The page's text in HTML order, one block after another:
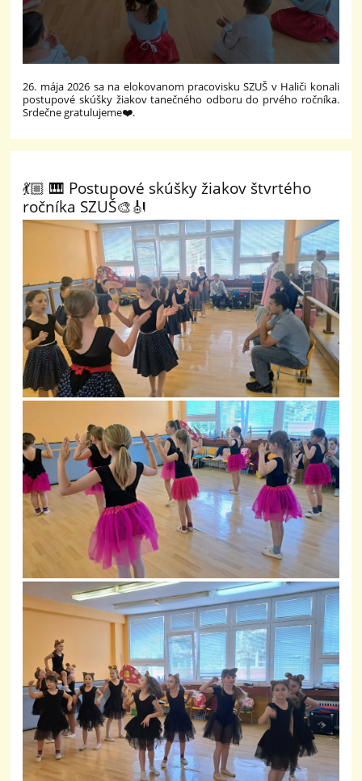
26. mája 2026 sa na elokovanom pracovisku SZUŠ v Haliči konali
postupové skúšky žiakov tanečného odboru do prvého ročníka.
Srdečne gratulujeme❤️.
💃🏼 🎹 Postupové skúšky žiakov štvrtého
ročníka SZUŠ🎨🎻